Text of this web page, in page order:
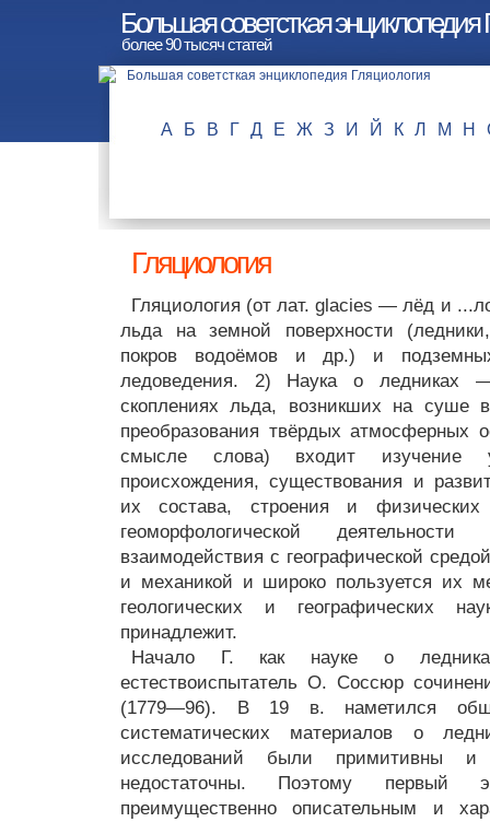
Большая советсткая энциклопедия
более 90 тысяч статей
А Б В Г Д Е Ж З И Й К Л М Н
Гляциология
Гляциология (от лат. glacies — лёд и
льда на земной поверхности
покров водоёмов и др.) и
ледоведения. 2) Наука о ледниках
скоплениях льда, возникших на суше
преобразования твёрдых атмосферных
смысле слова) входит изучение
происхождения, существования и
их состава, строения и физических
геоморфологической
взаимодействия с географической
и механикой и широко пользуется их
геологических и географических
принадлежит.
Начало Г. как науке о
естествоиспытатель О. Соссюр
(1779—96). В 19 в. наметился
систематических материалов о
исследований были примитивны
недостаточны. Поэтому
преимущественно описательным и